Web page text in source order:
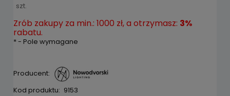
szt.
Zrób zakupy za min.: 1000 zł, a otrzymasz: 3%
rabatu.
*- Pole wymagane
Producent:
Kod produktu: 9153